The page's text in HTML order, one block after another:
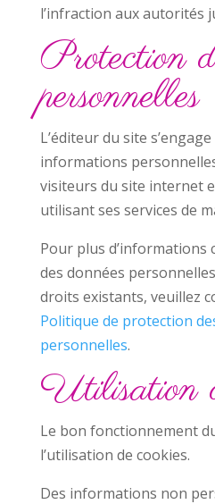
l’infraction aux autorités
Protection
personnelles
L’éditeur du site
informations
visiteurs du site internet
utilisant ses services de
Pour plus d’informations
des données
droits existants, veuillez
Politique de protection
personnelles.
Utilisation
Le bon fonctionnement
l’utilisation de cookies.
Des informations non